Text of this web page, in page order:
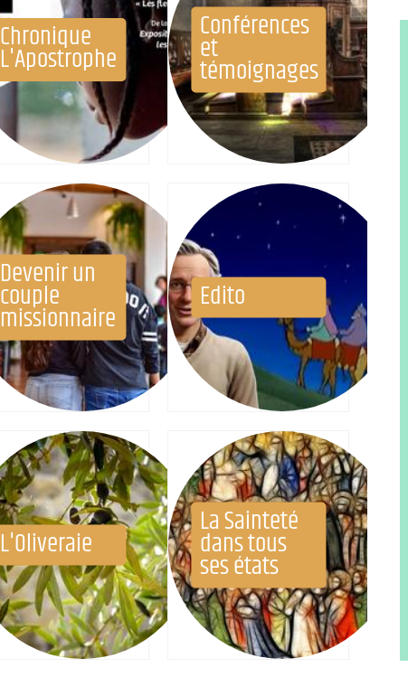
Chronique
L'Apostrophe
Conférences
et
témoignages
Devenir un
couple
missionnaire
Edito
L'Oliveraie
La Sainteté
dans tous
ses états